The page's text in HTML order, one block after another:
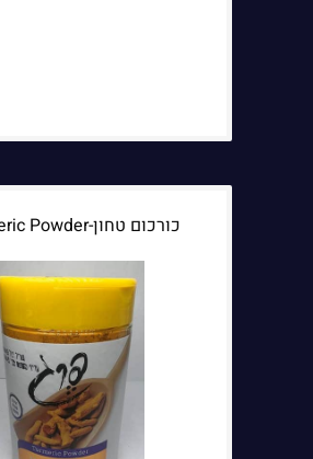
כורכום טחון-Turmeric Powder